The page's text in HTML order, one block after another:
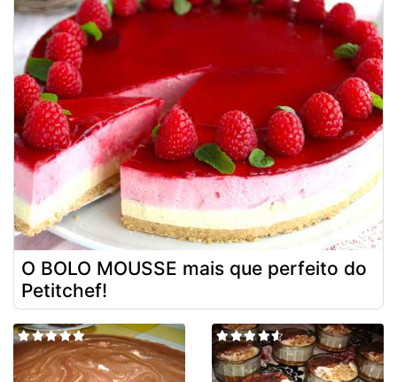
O BOLO MOUSSE mais que perfeito do
Petitchef!